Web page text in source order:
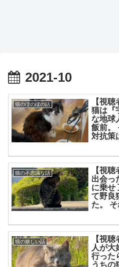
2021-10
猫のほのぼの話
【視
猫は『
な地球
飯前。
対抗策
猫の不思議な話
【視
出会っ
に乗せ
て野良
た。
猫の嬉しい話
【視
人が大
行った
うちの